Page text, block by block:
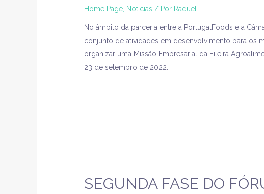
Home Page Noticias / Por Raquel
No âmbito da parceria entre a PortugalFoods e a
conjunto de atividades em desenvolvimento para os
organizar uma Missão Empresarial da Fileira
23 de setembro de 2022.
SEGUNDA FASE DO